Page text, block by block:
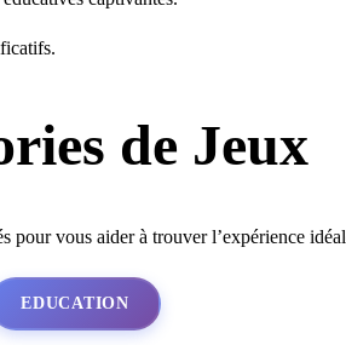
de Jeux
pour vous aider à trouver l’expérience
EDUCATION